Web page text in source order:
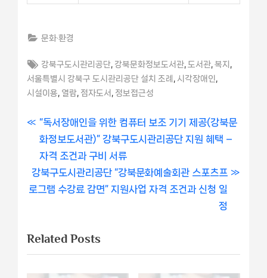
문화·환경
Tags:
강북구도시관리공단 강북문화정보도서관 도서관 ,복지
서울특별시 강북구 도시관리공단 설치 조례
시각장애인
시설이용 열람 점자도서 정보접근성
글
내
비
션
P
r
e
v
i
s
P
o
“독서장애인을 위한 컴퓨터 보조 기기 제공(강북문
화정보도서관)” 강북구도시관리공단 지원 혜택 –
자격 조건과 구비 서류
N
e
P
o
s
강북구도시관리공단 “강북문화예술회관 스포츠프
로그램 수강료 감면” 지원사업 자격 조건과 신청 일
정
Related Posts